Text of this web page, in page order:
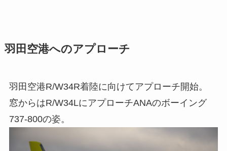
羽田空港へのアプローチ
羽田空港R/W34R着陸に向けてアプローチ開始。
窓からはR/W34LにアプローチANAのボーイング
737-800の姿。